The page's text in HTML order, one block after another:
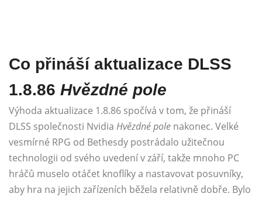
Co přináší aktualizace DLSS
1.8.86 Hvězdné pole
Výhoda aktualizace 1.8.86 spočívá v tom, že přináší
DLSS společnosti Nvidia Hvězdné pole nakonec. Velké
vesmírné RPG od Bethesdy postrádalo užitečnou
technologii od svého uvedení v září, takže mnoho PC
hráčů muselo otáčet knoflíky a nastavovat posuvníky,
aby hra na jejich zařízeních běžela relativně dobře. Bylo